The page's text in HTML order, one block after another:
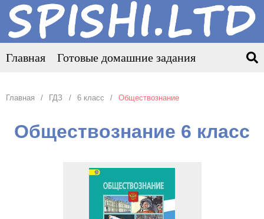
Главная Готовые домашние задания
Главная ГДЗ 6 класс Обществознание
Обществознание 6 класс